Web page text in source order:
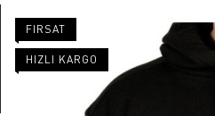
FIRSAT
HIZLI KARGO